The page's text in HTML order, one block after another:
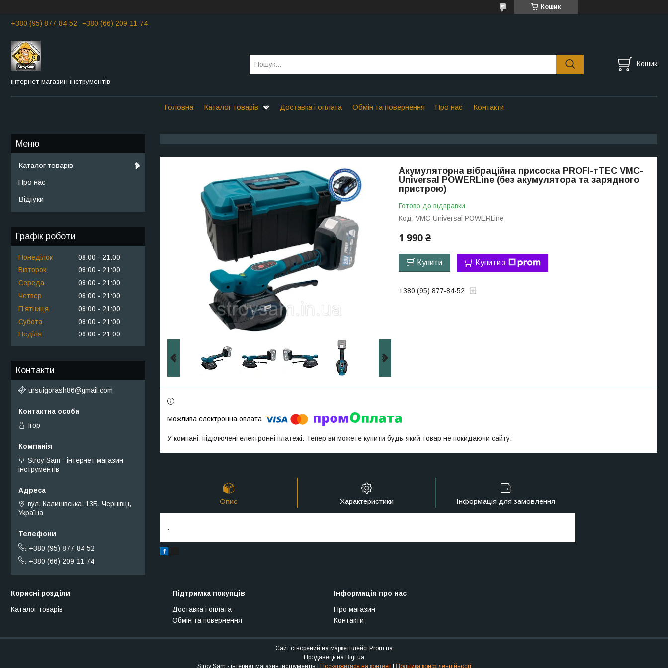
Кошик
+380 (95) 877-84-52 +380 (66) 209-11-74
інтернет магазин інструментів
Кошик
Головна Каталог товарів Доставка і оплата Обмін та повернення Про нас Контакти
Акумуляторна вібраційна присоска PROFI-тTEC VMC-
Universal POWERLine (без акумулятора та зарядного
пристрою)
Готово до відправки
Код: VMC-Universal POWERLine
1 990 ₴
Купити Купити з
+380 (95) 877-84-52
У компанії підключені електронні платежі. Тепер ви можете купити будь-який товар не покидаючи сайту.
Опис Характеристики Інформація для замовлення
.
Каталог товарів
Про нас
Відгуки
Графік роботи
Понеділок 08:00
21:00
Вівторок
08:00
21:00
Середа
08:00
21:00
Четвер
08:00
21:00
Пʼятниця
08:00
21:00
Субота
08:00
21:00
Неділя
08:00 21:00
Контакти
ursuigorash86@gmail.com
Ігор
Stroy Sam - інтернет магазин
інструментів
вул. Калинівська, 13Б, Чернівці,
Україна
+380 (95) 877-84-52
+380 (66) 209-11-74
Корисні розділи
Каталог товарів
Підтримка покупців
Доставка і оплата
Обмін та повернення
Інформація про нас
Про магазин
Контакти
Сайт створений на маркетплейсі Prom.ua
Продавець на Bigl.ua
Поскаржитися на контент Політика конфіденційності